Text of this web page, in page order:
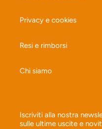
Privacy e cookies
Resi e rimborsi
Chi siamo
Iscriviti alla nostra
sulle ultime uscite e